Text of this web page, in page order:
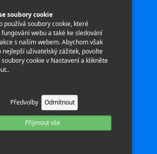
soubory cookie
používá soubory cookie, které
webu a také ke sledování
s naším webem. Abychom však
nejlepší uživatelský zážitek, povolte
cookie v Nastavení a klikněte
Předvolby Odmítnout
Příjmout vše